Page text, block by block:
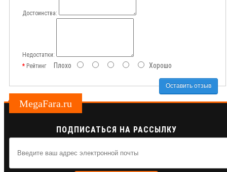
Достоинства:
Недостатки:
РейтингПлохо Хорошо
Оставить отзыв
MegaFara.ru
ПОДПИСАТЬСЯ НА РАССЫЛКУ